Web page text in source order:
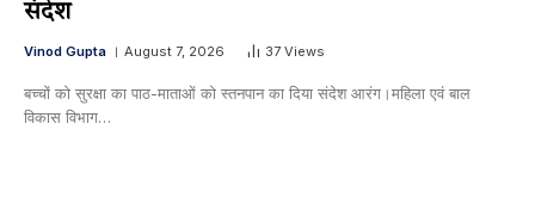
संदेश
Vinod Gupta August 7, 2026 37 Views
बच्चों को सुरक्षा का पाठ-माताओं को स्तनपान का दिया संदेश आरंग।महिला एवं बाल
विकास विभाग…